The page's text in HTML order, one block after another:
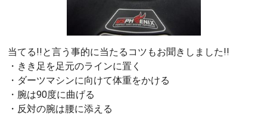
当てる!!と言う事的に当たるコツもお聞きしました!!
・きき足を足元のラインに置く
・ダーツマシンに向けて体重をかける
・腕は90度に曲げる
・反対の腕は腰に添える